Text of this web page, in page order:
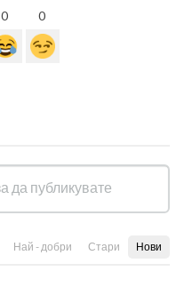
0 0
Най - добри Стари Нови